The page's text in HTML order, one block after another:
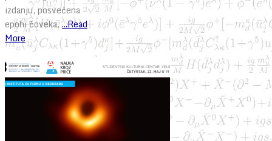
izdanju, posvećena
epohi čoveka,...Read
More